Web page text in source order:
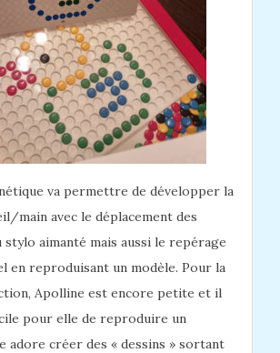
va permettre de développer la
main avec le déplacement des
stylo aimanté mais aussi le repérage
en reproduisant un modèle. Pour la
Apolline est encore petite et il
pour elle de reproduire un
adore créer des « dessins » sortant